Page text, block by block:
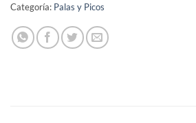
Categoría: Palas y Picos